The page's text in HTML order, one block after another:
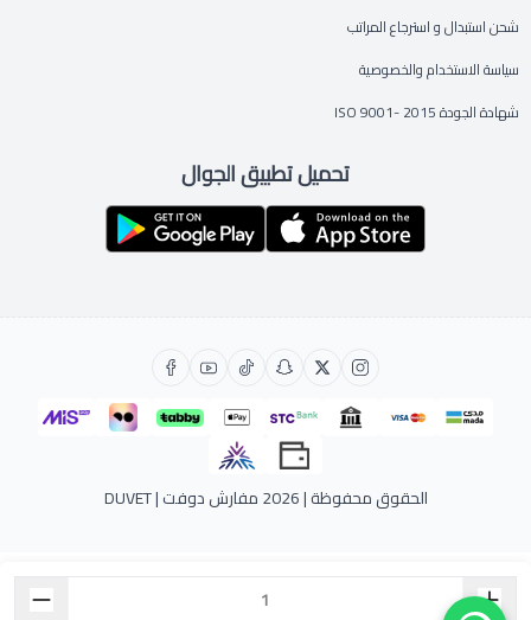
شحن استبدال و استرجاع المراتب
سياسة الاستخدام والخصوصية
شهادة الجودة ISO 9001- 2015
تحميل تطبيق الجوال
الحقوق محفوظة | 2026 مفارش دوفت | DUVET